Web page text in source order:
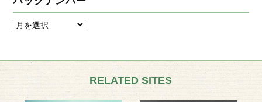
RELATED SITES